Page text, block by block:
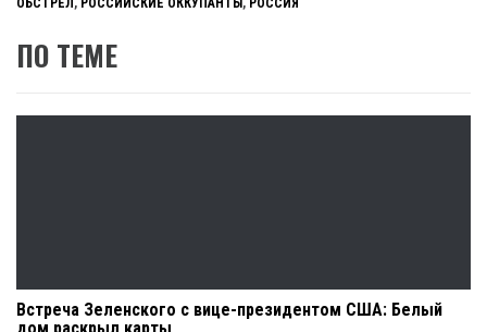
ОБСТРЕЛ , РОССИЙСКИЕ ОККУПАНТЫ , РОССИЯ
ПО ТЕМЕ
Встреча Зеленского с вице-президентом США: Белый